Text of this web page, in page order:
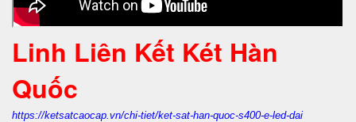
Linh Liên Kết Két Hàn
Quốc
https://ketsatcaocap.vn/chi-tiet/ket-sat-han-quoc-s400-e-led-dai